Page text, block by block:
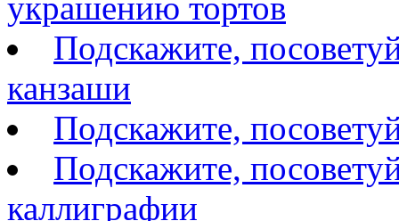
Подскажите,
канзаши
Подскажите,
Подскажите,
каллиграфии